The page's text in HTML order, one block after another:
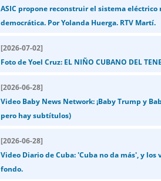
ASIC propone reconstruir el sistema
democrática. Por Yolanda Huerga. RTV Martí.
[2026-07-02]
Foto de Yoel Cruz: EL NIÑO CUBANO DEL
[2026-06-28]
Video Baby News Network: ¡Baby Trump y
pero hay subtítulos)
[2026-06-28]
Video Diario de Cuba: 'Cuba no da más', y
fondo.